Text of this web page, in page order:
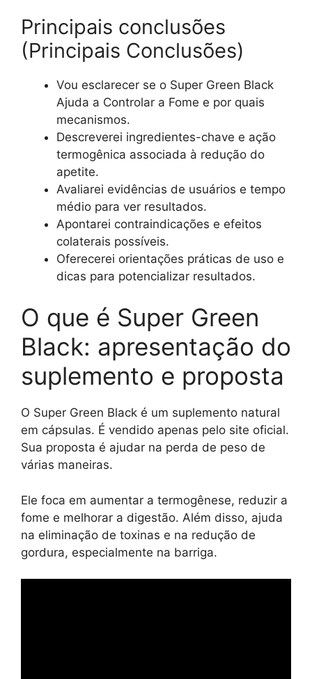
Principais conclusões
(Principais Conclusões)
Vou esclarecer se o Super Green Black
Ajuda a Controlar a Fome e por quais
mecanismos.
Descreverei ingredientes-chave e ação
termogênica associada à redução do
apetite.
Avaliarei evidências de usuários e tempo
médio para ver resultados.
Apontarei contraindicações e efeitos
colaterais possíveis.
Oferecerei orientações práticas de uso e
dicas para potencializar resultados.
O que é Super Green
Black: apresentação do
suplemento e proposta
O Super Green Black é um suplemento natural
em cápsulas. É vendido apenas pelo site oficial.
Sua proposta é ajudar na perda de peso de
várias maneiras.
Ele foca em aumentar a termogênese, reduzir a
fome e melhorar a digestão. Além disso, ajuda
na eliminação de toxinas e na redução de
gordura, especialmente na barriga.